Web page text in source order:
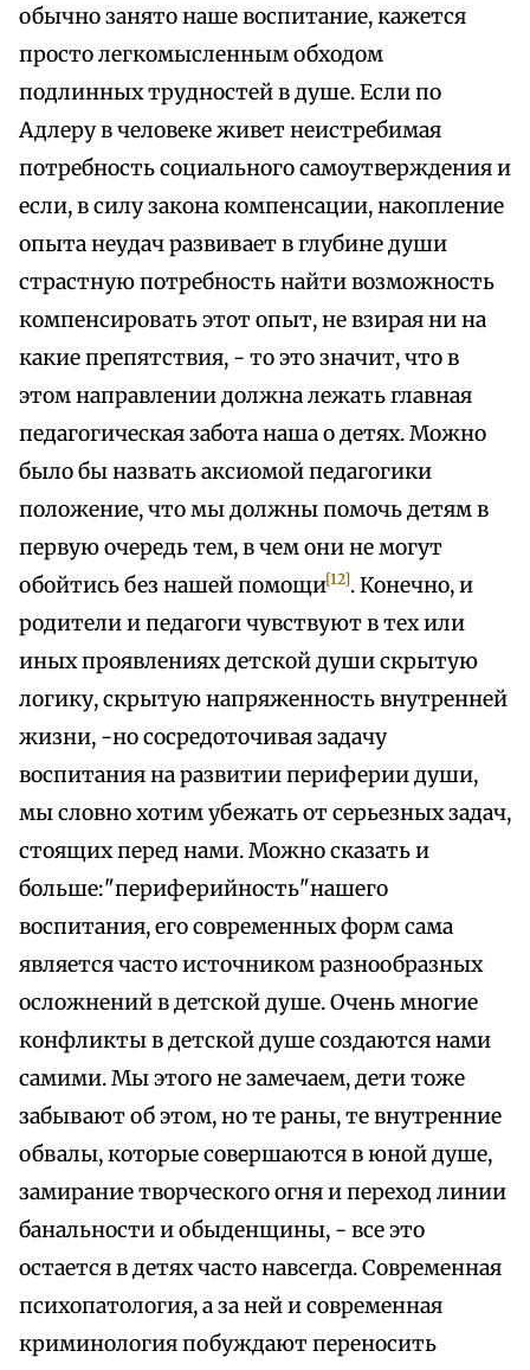
обычно занято наше воспитание, кажется
просто легкомысленным обходом
подлинных трудностей в душе. Если по
Адлеру в человеке живет неистребимая
потребность социального самоутверждения и
если, в силу закона компенсации, накопление
опыта неудач развивает в глубине души
страстную потребность найти возможность
компенсировать этот опыт, не взирая ни на
какие препятствия, - то это значит, что в
этом направлении должна лежать главная
педагогическая забота наша о детях. Можно
было бы назвать аксиомой педагогики
положение, что мы должны помочь детям в
первую очередь тем, в чем они не могут
обойтись без нашей помощи[12]. Конечно, и
родители и педагоги чувствуют в тех или
иных проявлениях детской души скрытую
логику, скрытую напряженность внутренней
жизни, -но сосредоточивая задачу
воспитания на развитии периферии души,
мы словно хотим убежать от серьезных задач,
стоящих перед нами. Можно сказать и
больше:"периферийность"нашего
воспитания, его современных форм сама
является часто источником разнообразных
осложнений в детской душе. Очень многие
конфликты в детской душе создаются нами
самими. Мы этого не замечаем, дети тоже
забывают об этом, но те раны, те внутренние
обвалы, которые совершаются в юной душе,
замирание творческого огня и переход линии
банальности и обыденщины, - все это
остается в детях часто навсегда. Современная
психопатология, а за ней и современная
криминология побуждают переносить